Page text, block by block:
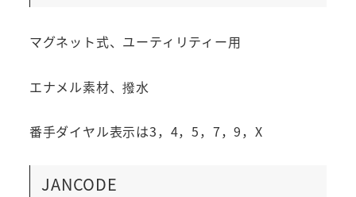
マグネット式、ユーティリティー用
エナメル素材、撥水
番手ダイヤル表示は3，4，5，7，9，X
JANCODE